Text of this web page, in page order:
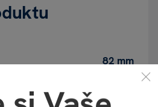
82 mm
73 mm